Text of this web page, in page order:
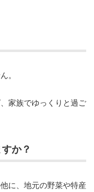
。
家族でゆっくりと過ご
か？
に、地元の野菜や特産